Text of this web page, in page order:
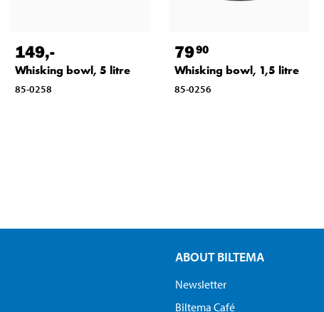
149,-
Whisking bowl, 5 litre
85-0258
7990
Whisking bowl, 1,5 litre
85-0256
ABOUT BILTEMA
Newsletter
Biltema Café